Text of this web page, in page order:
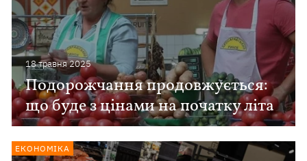
18 травня 2025
Подорожчання продовжується:
що буде з цінами на початку літа
ЕКОНОМІКА